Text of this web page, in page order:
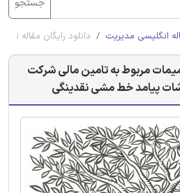
جستجو
انگلیسی مدیریت دانلود رایگان مقاله
مربوط به تامین مالی شرکت
پیامد خط مشی نقدینگی